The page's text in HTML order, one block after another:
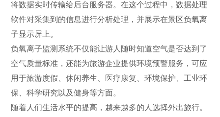
将数据实时传输给后台服务器。在这个过程中，数据处理
软件对采集到的信息进行分析处理，并展示在景区负氧离
子显示屏上。
负氧离子监测系统不仅能让游人随时知道空气是否达到了
空气质量标准，还能为旅游企业提供环境预警服务，可应
用于旅游度假、休闲养生、医疗康复、环境保护、工业环
保、科学研究以及健身等方面。
随着人们生活水平的提高，越来越多的人选择外出旅行。